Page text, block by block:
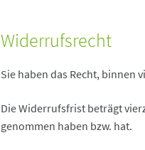
Widerrufsrecht
Sie haben das Recht, binnen
Die Widerrufsfrist beträgt
genommen haben bzw. hat.